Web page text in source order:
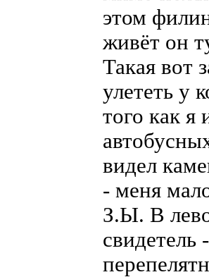
этом
живёт он
Такая вот
улететь у
того как я
видел
- меня
З.Ы. В
свидетель